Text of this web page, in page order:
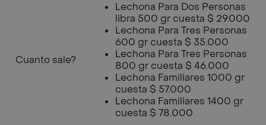
Cuanto sale?
Lechona Para Dos Personas
libra 500 gr cuesta $ 29.000
Lechona Para Tres Personas
600 gr cuesta $ 35.000
Lechona Para Tres Personas
800 gr cuesta $ 46.000
Lechona Familiares 1000 gr
cuesta $ 57.000
Lechona Familiares 1400 gr
cuesta $ 78.000